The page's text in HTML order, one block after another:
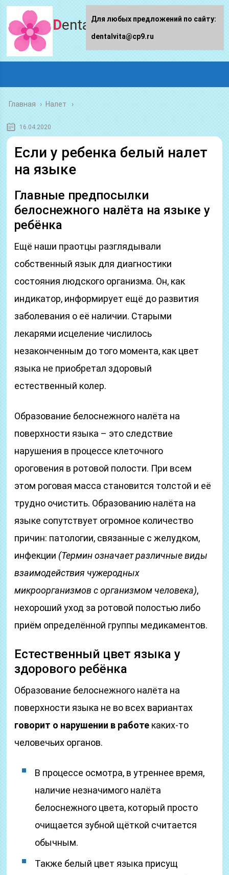
Dentalvita.ru
Главная › Налет
16.04.2020
Если у ребенка белый налет
на языке
Главные предпосылки
белоснежного налёта на языке у
ребёнка
Ещё наши праотцы разглядывали
собственный язык для диагностики
состояния людского организма. Он, как
индикатор, информирует ещё до развития
заболевания о её наличии. Старыми
лекарями исцеление числилось
незаконченным до того момента, как цвет
языка не приобретал здоровый
естественный колер.
Образование белоснежного налёта на
поверхности языка – это следствие
нарушения в процессе клеточного
ороговения в ротовой полости. При всем
этом роговая масса становится толстой и её
трудно очистить. Образованию налёта на
языке сопутствует огромное количество
причин: патологии, связанные с желудком,
инфекции (Термин означает различные виды
взаимодействия чужеродных
микроорганизмов с организмом человека),
нехороший уход за ротовой полостью либо
приём определённой группы медикаментов.
Естественный цвет языка у
здорового ребёнка
Образование белоснежного налёта на
поверхности языка не во всех вариантах
говорит о нарушении в работе каких-то
человечьих органов.
В процессе осмотра, в утреннее время,
наличие незначимого налёта
белоснежного цвета, который просто
очищается зубной щёткой считается
обычным.
Также белый цвет языка присущ
Для любых предложений по сайту:
dentalvita@cp9.ru